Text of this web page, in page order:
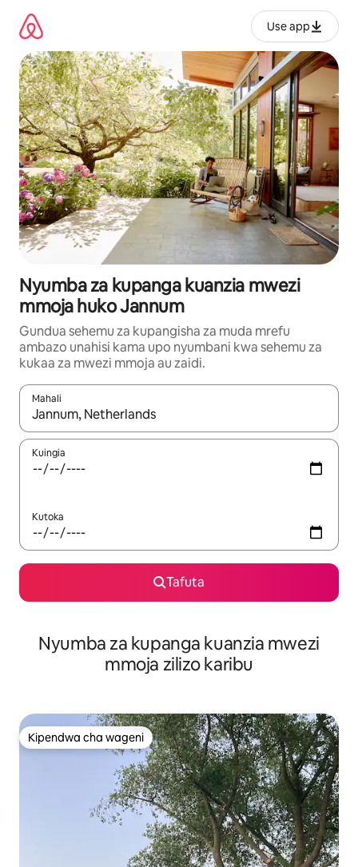
kwenda
kwenye
maudhui
Use app
Nyumba za kupanga kuanzia mwezi
mmoja huko Jannum
Gundua sehemu za kupangisha za muda mrefu
ambazo unahisi kama upo nyumbani kwa sehemu za
kukaa za mwezi mmoja au zaidi.
Mahali
Wakati matokeo yanapatikana, vinjari kwa kutumia vitufe vya
Kuingia
Kutoka
Tafuta
Nyumba za kupanga kuanzia mwezi
mmoja zilizo karibu
Kipendwa cha wageni
Kipendwa cha wageni